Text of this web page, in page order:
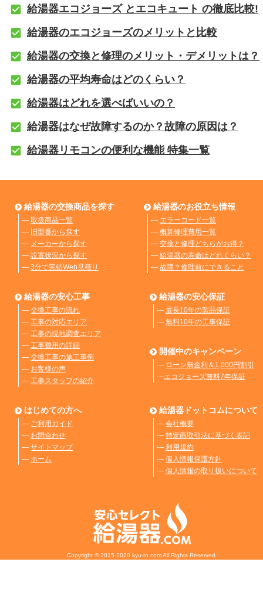
給湯器エコジョーズ とエコキュート の徹底比較!
給湯器のエコジョーズのメリットと比較
給湯器の交換と修理のメリット・デメリットは？
給湯器の平均寿命はどのくらい？
給湯器はどれを選べばいいの？
給湯器はなぜ故障するのか？故障の原因は？
給湯器リモコンの便利な機能 特集一覧
給湯器の交換商品を探す
― 取扱商品一覧
― 旧型番から探す
― メーカーから探す
― 設置状況から探す
― 3分で完結Web見積り
給湯器のお役立ち情報
― エラーコード一覧
― 概算修理費用一覧
― 交換と修理どちらがお得？
― 給湯器の寿命はどれくらい？
― 故障？修理前にできること
給湯器の安心工事
― 交換工事の流れ
― 工事の対応エリア
― 工事の現地調査エリア
― 工事費用の詳細
― 交換工事の施工事例
― お客様の声
― 工事スタッフの紹介
給湯器の安心保証
― 最長10年の製品保証
― 無料10年の工事保証
開催中のキャンペーン
― ローン無金利＆1,000円割引
―エコジョーズ無料7年保証
はじめての方へ
― ご利用ガイド
― お問合わせ
― サイトマップ
― ホーム
給湯器ドットコムについて
― 会社概要
― 特定商取引法に基づく表記
― 利用規約
― 個人情報保護方針
― 個人情報の取り扱いについて
Copyright © 2015-2020 kyu-to.com All Rights Reserved.